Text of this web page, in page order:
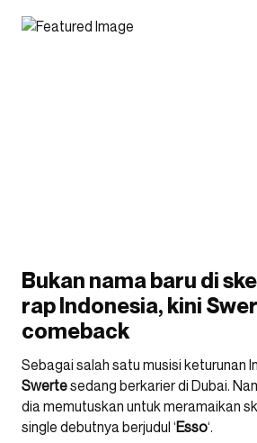
Bukan nama baru di
rap Indonesia, kini
comeback
Sebagai salah satu musisi keturunan
Swertesedang berkarier di Dubai.
dia memutuskan untuk meramaikan
single debutnya berjudul ‘Esso‘.